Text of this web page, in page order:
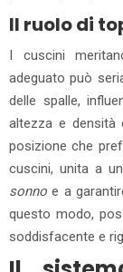
Il ruolo di
I cuscini
adeguato può
delle spalle,
altezza e densità
posizione che
cuscini, unita a
sonno e a
questo modo,
soddisfacente e